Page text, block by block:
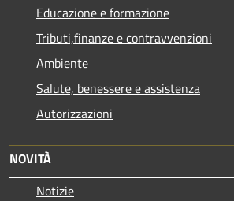
Educazione e formazione
Tributi,finanze e contravvenzioni
Ambiente
Salute, benessere e assistenza
Autorizzazioni
NOVITÀ
Notizie